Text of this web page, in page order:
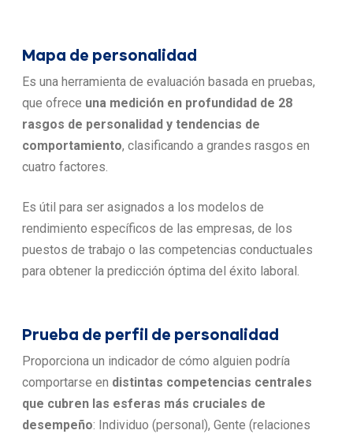
Mapa de personalidad
Es una herramienta de evaluación basada en pruebas,
que ofrece una medición en profundidad de 28
rasgos de personalidad y tendencias de
comportamiento, clasificando a grandes rasgos en
cuatro factores.
Es útil para ser asignados a los modelos de
rendimiento específicos de las empresas, de los
puestos de trabajo o las competencias conductuales
para obtener la predicción óptima del éxito laboral.
Prueba de perfil de personalidad
Proporciona un indicador de cómo alguien podría
comportarse en distintas competencias centrales
que cubren las esferas más cruciales de
desempeño: Individuo (personal), Gente (relaciones